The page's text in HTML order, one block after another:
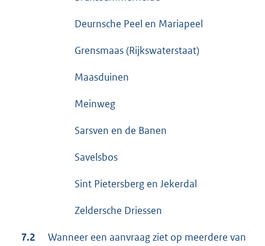
Deurnsche Peel en Mariapeel
Grensmaas (Rijkswaterstaat)
Maasduinen
Meinweg
Sarsven en de Banen
Savelsbos
Sint Pietersberg en Jekerdal
Zeldersche Driessen
7.2
Wanneer een aanvraag ziet op meerdere van